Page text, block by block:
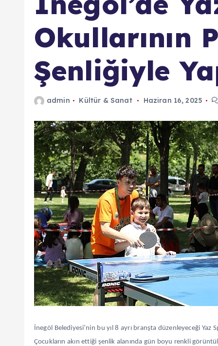
Okullarının
Şenliğiyle
admin Kültür & Sanat Haziran 16, 2025
İnegöl Belediyesi’nin bu yıl 8 ayrı branşta düzenleyeceği Yaz
Çocukların akın ettiği şenlik alanında gün boyu renkli